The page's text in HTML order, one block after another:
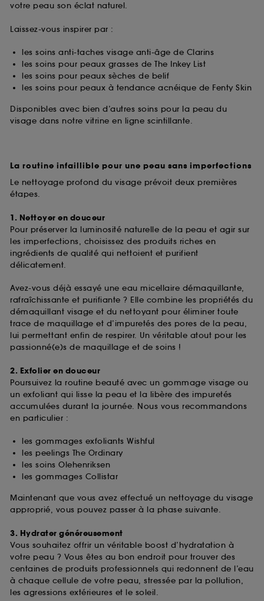
votre peau son éclat naturel.
Laissez-vous inspirer par :
les soins anti-taches visage anti-âge de Clarins
les soins pour peaux grasses de The Inkey List
les soins pour peaux sèches de belif
les soins pour peaux à tendance acnéique de Fenty Skin
Disponibles avec bien d’autres soins pour la peau du
visage dans notre vitrine en ligne scintillante.
La routine infaillible pour une peau sans imperfections
Le nettoyage profond du visage prévoit deux premières
étapes.
1. Nettoyer en douceur
Pour préserver la luminosité naturelle de la peau et agir sur
les imperfections, choisissez des produits riches en
ingrédients de qualité qui nettoient et purifient
délicatement.
Avez-vous déjà essayé une eau micellaire démaquillante,
rafraîchissante et purifiante ? Elle combine les propriétés du
démaquillant visage et du nettoyant pour éliminer toute
trace de maquillage et d’impuretés des pores de la peau,
lui permettant enfin de respirer. Un véritable atout pour les
passionné(e)s de maquillage et de soins !
2. Exfolier en douceur
Poursuivez la routine beauté avec un gommage visage ou
un exfoliant qui lisse la peau et la libère des impuretés
accumulées durant la journée. Nous vous recommandons
en particulier :
les gommages exfoliants Wishful
les peelings The Ordinary
les soins Olehenriksen
les gommages Collistar
Maintenant que vous avez effectué un nettoyage du visage
approprié, vous pouvez passer à la phase suivante.
3. Hydrater généreusement
Vous souhaitez offrir un véritable boost d’hydratation à
votre peau ? Vous êtes au bon endroit pour trouver des
centaines de produits professionnels qui redonnent de l’eau
à chaque cellule de votre peau, stressée par la pollution,
les agressions extérieures et le soleil.